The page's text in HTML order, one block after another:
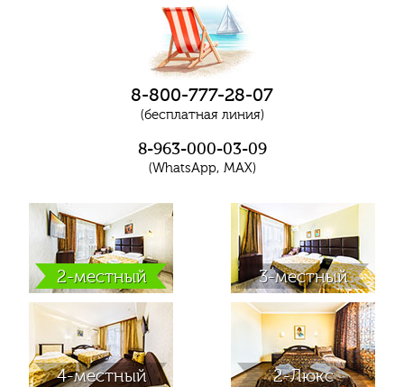
8-800-777-28-07
(бесплатная линия)
8-963-000-03-09
(WhatsApp, MAX)
2-местный 3-местный
4-местный 2-Люкс